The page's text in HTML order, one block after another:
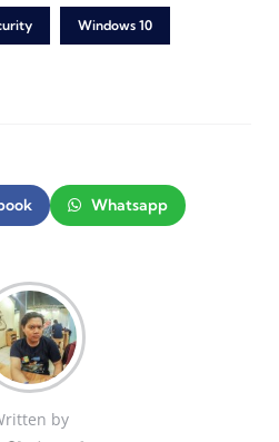
Windows 10
Whatsapp
by